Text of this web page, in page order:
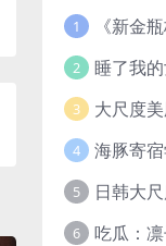
1
2
3
4
5
6